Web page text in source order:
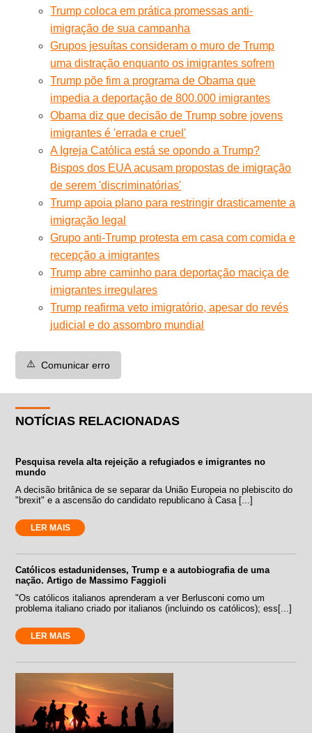
Trump coloca em prática promessas anti-
imigração de sua campanha
Grupos jesuítas consideram o muro de Trump
uma distração enquanto os imigrantes sofrem
Trump põe fim a programa de Obama que
impedia a deportação de 800.000 imigrantes
Obama diz que decisão de Trump sobre jovens
imigrantes é 'errada e cruel'
A Igreja Católica está se opondo a Trump?
Bispos dos EUA acusam propostas de imigração
de serem 'discriminatórias'
Trump apoia plano para restringir drasticamente a
imigração legal
Grupo anti-Trump protesta em casa com comida e
recepção a imigrantes
Trump abre caminho para deportação maciça de
imigrantes irregulares
Trump reafirma veto imigratório, apesar do revés
judicial e do assombro mundial
⚠️ Comunicar erro
NOTÍCIAS RELACIONADAS
Pesquisa revela alta rejeição a refugiados e imigrantes no
mundo
A decisão britânica de se separar da União Europeia no plebiscito do
"brexit" e a ascensão do candidato republicano à Casa [...]
LER MAIS
Católicos estadunidenses, Trump e a autobiografia de uma
nação. Artigo de Massimo Faggioli
"Os católicos italianos aprenderam a ver Berlusconi como um
problema italiano criado por italianos (incluindo os católicos); ess[...]
LER MAIS